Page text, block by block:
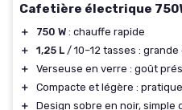
Cafetière électrique
＋ 750 W : chauffe rapide
＋
1,25 L / 10–12 tasses : grande
＋
Verseuse en verre : goût
＋
Compacte et légère :
＋
Design sobre en noir, simple